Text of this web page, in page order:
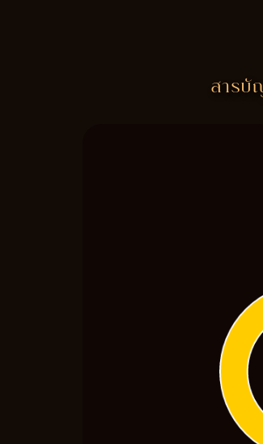
สารบั